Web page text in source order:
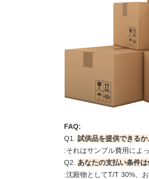
FAQ:
Q1. 試供品を提供できるか
:それはサンプル費用によ
Q2. あなたの支払い条件は
:沈殿物としてT/T 30%、